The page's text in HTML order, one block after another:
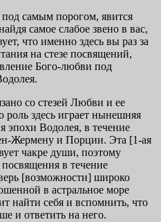
самым порогом, явится
самое слабое звено в вас,
что именно здесь вы раз за
на сте­зе посвящений,
Бого-любви под
со стезей Любви и ее
здесь играет нынешняя
эпохи Водолея, в течение
Жермену и Порции. Эта [1-ая
чакре души, поэто­му
в течение
[возможности] широко
в астральное море
найти себя и вспомнить, что
и ответить на него.